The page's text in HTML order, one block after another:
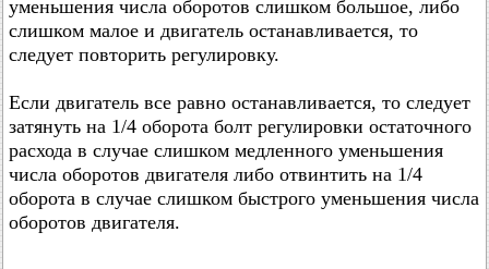
уменьшения числа оборотов слишком большое, либо
слишком малое и двигатель останавливается, то
следует повторить регулировку.
Если двигатель все равно останавливается, то следует
затянуть на 1/4 оборота болт регулировки остаточного
расхода в случае слишком медленного уменьшения
числа оборотов двигателя либо отвинтить на 1/4
оборота в случае слишком быстрого уменьшения числа
оборотов двигателя.